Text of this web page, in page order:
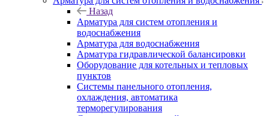
Назад
Арматура для систем отопления и
водоснабжения
Арматура для водоснабжения
Арматура гидравлической балансировки
Оборудование для котельных и тепловых
пунктов
Системы панельного отопления,
охлаждения, автоматика
терморегулирования